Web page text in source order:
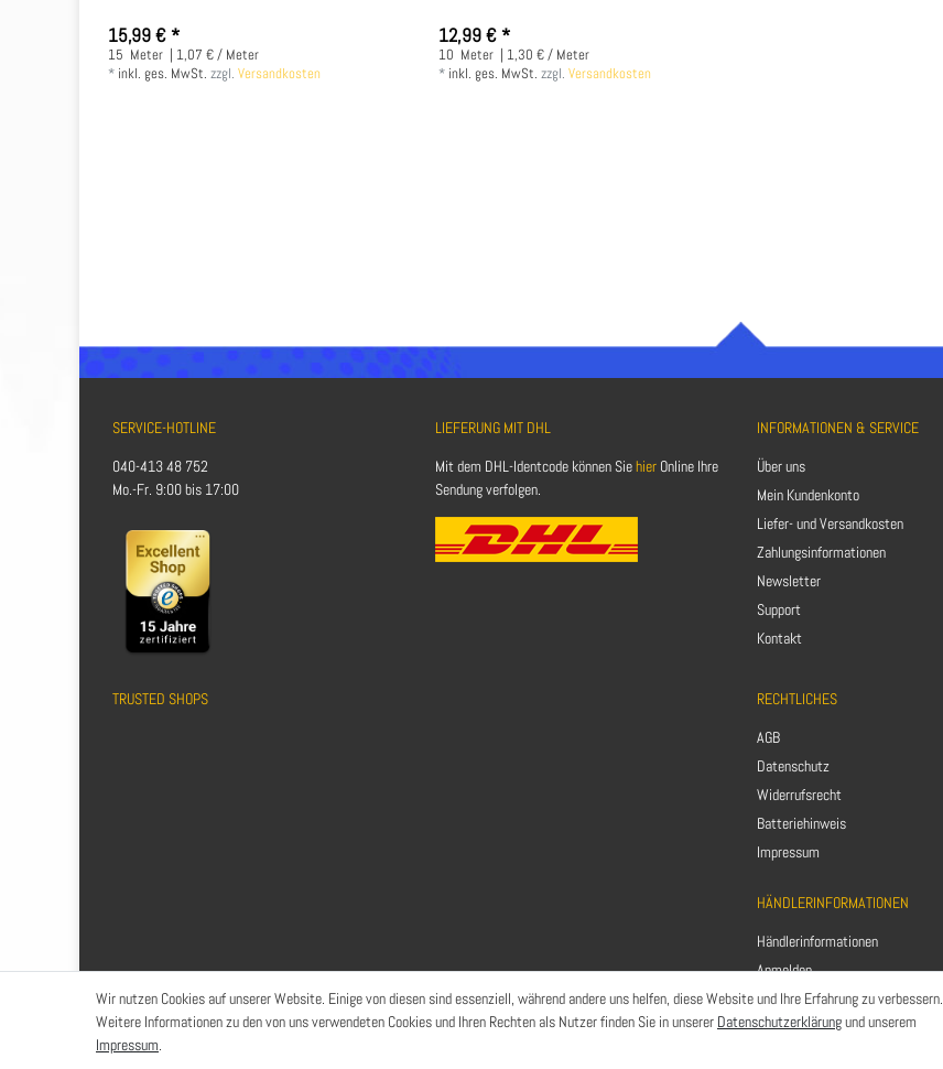
15,99 € *
15 Meter
| 1,07 € / Meter
* inkl. ges. MwSt. zzgl.Versandkosten
12,99 € *
10 Meter
| 1,30 € / Meter
* inkl. ges. MwSt. zzgl.Versandkosten
SERVICE-HOTLINE
040-413 48 752
Mo.-Fr. 9:00 bis 17:00
LIEFERUNG MIT DHL
Mit dem DHL-Identcode können SiehierOnline Ihre
Sendung verfolgen.
INFORMATIONEN & SERVICE
Über uns
Mein Kundenkonto
Liefer- und Versandkosten
Zahlungsinformationen
Newsletter
Support
Kontakt
TRUSTED SHOPS
RECHTLICHES
AGB
Datenschutz
Widerrufsrecht
Batteriehinweis
Impressum
HÄNDLERINFORMATIONEN
Händlerinformationen
Anmelden
Registrieren
Wir nutzen Cookies auf unserer Website. Einige von diesen sind essenziell, während andere uns helfen, diese Website und Ihre Erfahrung zu verbessern.
Weitere Informationen zu den von uns verwendeten Cookies und Ihren Rechten als Nutzer finden Sie in unserer Datenschutzerklärungund unserem
Impressum.